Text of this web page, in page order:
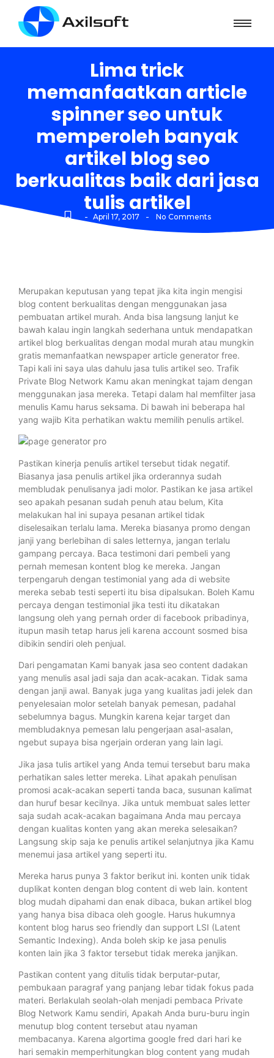
Lima trick
memanfaatkan article
spinner seo untuk
memperoleh banyak
artikel blog seo
berkualitas baik dari jasa
tulis artikel
- April 17, 2017 - No Comments
Merupakan keputusan yang tepat jika kita ingin mengisi
blog content berkualitas dengan menggunakan jasa
pembuatan artikel murah. Anda bisa langsung lanjut ke
bawah kalau ingin langkah sederhana untuk mendapatkan
artikel blog berkualitas dengan modal murah atau mungkin
gratis memanfaatkan newspaper article generator free.
Tapi kali ini saya ulas dahulu jasa tulis artikel seo. Trafik
Private Blog Network Kamu akan meningkat tajam dengan
menggunakan jasa mereka. Tetapi dalam hal memfilter jasa
menulis Kamu harus seksama. Di bawah ini beberapa hal
yang wajib Kita perhatikan waktu memilih penulis artikel.
Pastikan kinerja penulis artikel tersebut tidak negatif.
Biasanya jasa penulis artikel jika orderannya sudah
membludak penulisanya jadi molor. Pastikan ke jasa artikel
seo apakah pesanan sudah penuh atau belum, Kita
melakukan hal ini supaya pesanan artikel tidak
diselesaikan terlalu lama. Mereka biasanya promo dengan
janji yang berlebihan di sales letternya, jangan terlalu
gampang percaya. Baca testimoni dari pembeli yang
pernah memesan kontent blog ke mereka. Jangan
terpengaruh dengan testimonial yang ada di website
mereka sebab testi seperti itu bisa dipalsukan. Boleh Kamu
percaya dengan testimonial jika testi itu dikatakan
langsung oleh yang pernah order di facebook pribadinya,
itupun masih tetap harus jeli karena account sosmed bisa
dibikin sendiri oleh penjual.
Dari pengamatan Kami banyak jasa seo content dadakan
yang menulis asal jadi saja dan acak-acakan. Tidak sama
dengan janji awal. Banyak juga yang kualitas jadi jelek dan
penyelesaian molor setelah banyak pemesan, padahal
sebelumnya bagus. Mungkin karena kejar target dan
membludaknya pemesan lalu pengerjaan asal-asalan,
ngebut supaya bisa ngerjain orderan yang lain lagi.
Jika jasa tulis artikel yang Anda temui tersebut baru maka
perhatikan sales letter mereka. Lihat apakah penulisan
promosi acak-acakan seperti tanda baca, susunan kalimat
dan huruf besar kecilnya. Jika untuk membuat sales letter
saja sudah acak-acakan bagaimana Anda mau percaya
dengan kualitas konten yang akan mereka selesaikan?
Langsung skip saja ke penulis artikel selanjutnya jika Kamu
menemui jasa artikel yang seperti itu.
Mereka harus punya 3 faktor berikut ini. konten unik tidak
duplikat konten dengan blog content di web lain. kontent
blog mudah dipahami dan enak dibaca, bukan artikel blog
yang hanya bisa dibaca oleh google. Harus hukumnya
kontent blog harus seo friendly dan support LSI (Latent
Semantic Indexing). Anda boleh skip ke jasa penulis
konten lain jika 3 faktor tersebut tidak mereka janjikan.
Pastikan content yang ditulis tidak berputar-putar,
pembukaan paragraf yang panjang lebar tidak fokus pada
materi. Berlakulah seolah-olah menjadi pembaca Private
Blog Network Kamu sendiri, Apakah Anda buru-buru ingin
menutup blog content tersebut atau nyaman
membacanya. Karena algortima google fred dari hari ke
hari semakin memperhitungkan blog content yang mudah